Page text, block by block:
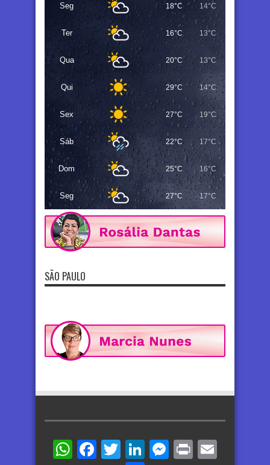
Seg 18°C 14°C
Ter 16°C 13°C
Qua 20°C 13°C
Qui 29°C 14°C
Sex 27°C 19°C
Sáb 22°C 17°C
Dom 25°C 16°C
Seg 27°C 17°C
SÃO PAULO
WhatsApp
Facebook
TwitterLinkedIn
Messenger
Print